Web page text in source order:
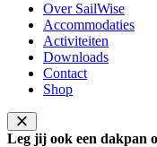
Over SailWise
Accommodaties
Activiteiten
Downloads
Contact
Shop
Leg jij ook een dakpan